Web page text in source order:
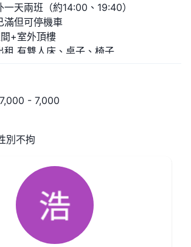
天兩班（約14:00、19:40）
滿但可停機車
+室外頂樓
租 有雙人床、桌子、椅子
7,000 - 7,000
別不拘